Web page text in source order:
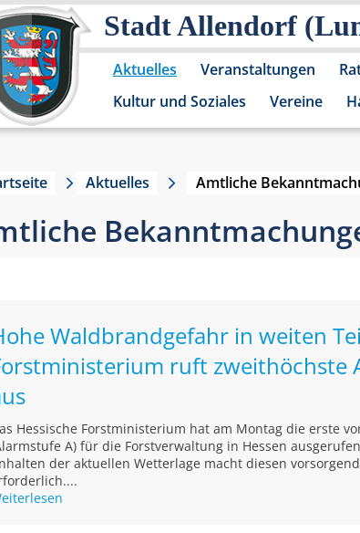
Stadt Allendorf
Aktuelles Veranstaltungen
Kultur und Soziales
Vereine
Aktuelles Amtliche
Waldbrandgefahr in weiten
ruft zweithöchste
Hessische Forstministerium hat am Montag die erste
A) für die Forstverwaltung in Hessen
der aktuellen Wetterlage macht diesen